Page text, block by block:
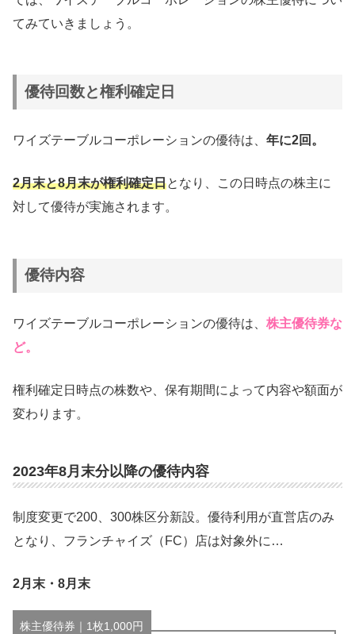
てみていきましょう。
優待回数と権利確定日
ワイズテーブルコーポレーションの優待は、 年に2回。
2月末と8月末が権利確定日となり、この日時点の株主に
対して優待が実施されます。
優待内容
ワイズテーブルコーポレーションの優待は、 株主優待券な
ど。
権利確定日時点の株数や、保有期間によって内容や額面が
変わります。
2023年8月末分以降の優待内容
制度変更で200、300株区分新設。優待利用が直営店のみ
となり、フランチャイズ（FC）店は対象外に…
2月末・8月末
株主優待券｜1枚1,000円